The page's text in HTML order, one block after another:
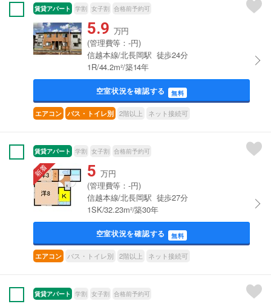
賃貸アパート 学割 女子割 合格前予約可
5.9 万円
(管理費等：-円)
信越本線/北長岡駅 徒歩24分
1R/44.2m²/築14年
空室状況を確認する 無料
エアコン バス・トイレ別 2階以上 ネット接続可
賃貸アパート 学割 女子割 合格前予約可
5 万円
(管理費等：-円)
信越本線/北長岡駅 徒歩27分
1SK/32.23m²/築30年
空室状況を確認する 無料
エアコン バス・トイレ別 2階以上 ネット接続可
賃貸アパート 学割 女子割 合格前予約可